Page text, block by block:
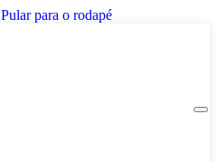
Pular para o rodapé